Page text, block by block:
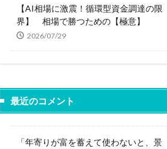
【AI相場に激震！循環型資金調達の限
界】 相場で勝つための【極意】
2026/07/29
最近のコメント
「年寄りが富を蓄えて使わないと、景